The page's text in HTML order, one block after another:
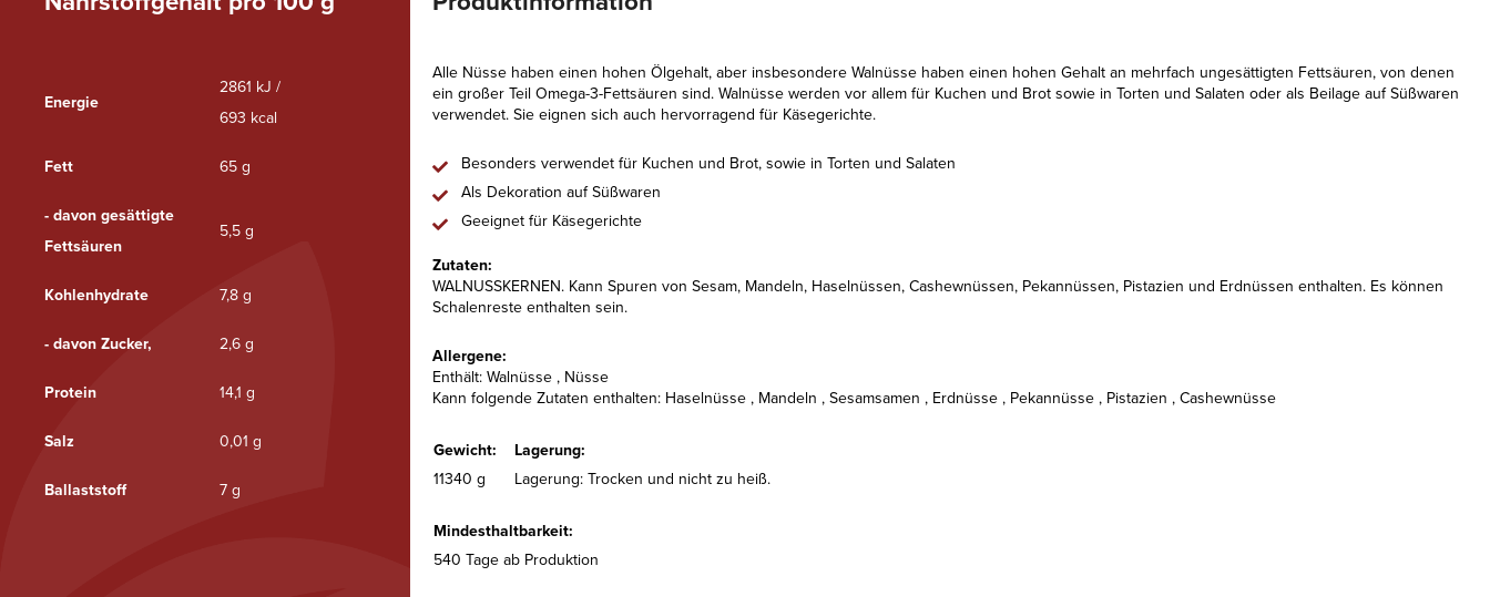
Energie
2861 kJ /
693 kcal
Fett 65 g
- davon gesättigte
Fettsäuren
5,5 g
Kohlenhydrate 7,8 g
- davon Zucker, 2,6 g
Protein 14,1 g
Salz 0,01 g
Ballaststoff 7 g
Alle Nüsse haben einen hohen Ölgehalt, aber insbesondere Walnüsse haben einen hohen Gehalt an mehrfach ungesättigten Fettsäuren, von denen
ein großer Teil Omega-3-Fettsäuren sind. Walnüsse werden vor allem für Kuchen und Brot sowie in Torten und Salaten oder als Beilage auf Süßwaren
verwendet. Sie eignen sich auch hervorragend für Käsegerichte.
Besonders verwendet für Kuchen und Brot, sowie in Torten und Salaten
Als Dekoration auf Süßwaren
Geeignet für Käsegerichte
Zutaten:
WALNUSSKERNEN. Kann Spuren von Sesam, Mandeln, Haselnüssen, Cashewnüssen, Pekannüssen, Pistazien und Erdnüssen enthalten. Es können
Schalenreste enthalten sein.
Allergene:
Enthält: Walnüsse , Nüsse
Kann folgende Zutaten enthalten: Haselnüsse , Mandeln , Sesamsamen , Erdnüsse , Pekannüsse , Pistazien , Cashewnüsse
Gewicht:
Lagerung:
11340 g
Lagerung: Trocken und nicht zu heiß.
Mindesthaltbarkeit:
540 Tage ab Produktion